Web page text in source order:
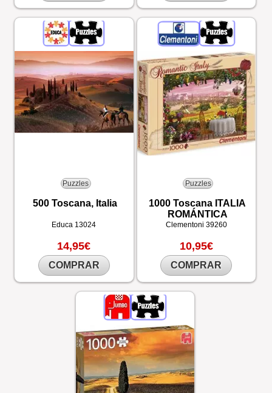
Puzzles
500 Toscana, Italia
Educa 13024
14,95€
COMPRAR
Puzzles
1000 Toscana ITALIA
ROMÁNTICA
Clementoni 39260
10,95€
COMPRAR